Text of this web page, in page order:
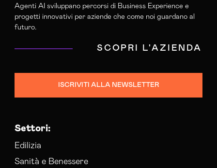
Agenzia Social Media Marketing Lucca
Agenzia Web Marketing Lucca
Campagne Advertising Lucca
Consulenza Web Marketing Lucca
Esperti Social Media Lucca
Agenti AI sviluppano percorsi di Business Experience e
progetti innovativi per aziende che come noi guardano al
futuro.
SCOPRI L'AZIENDA
ISCRIVITI ALLA NEWSLETTER
Settori:
Edilizia
Sanità e Benessere